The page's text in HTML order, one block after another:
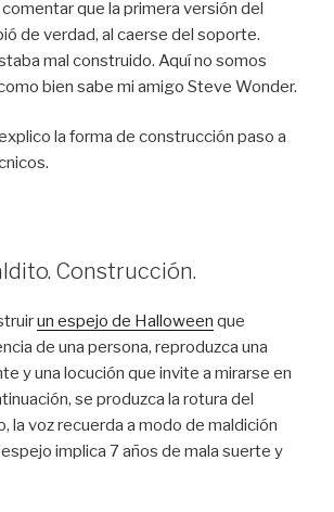
que la primera versión del
de verdad, al caerse del soporte.
mal construido. Aquí no somos
bien sabe mi amigo Steve Wonder.
la forma de construcción paso a
Construcción.
un espejo de Halloween que
de una persona, reproduzca una
y una locución que invite a mirarse en
se produzca la rotura del
la voz recuerda a modo de maldición
implica 7 años de mala suerte y